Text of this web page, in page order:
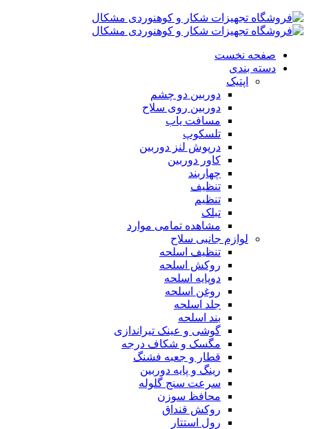
صفحه نخست
دسته بندی
اپتیک
دوربین دو چشم
دوربین روی سلاح
مسافت یاب
تلسکوپ
درپوش لنز دوربین
کاور دوربین
چهاربند
تنظیف
تنظیم
تبلک
مشاهده تمامی موارد
لوازم جانبی سلاح
تنظیف اسلحه
روکش اسلحه
دوپایه اسلحه
روغن اسلحه
جلد اسلحه
بند اسلحه
گوشی و عینک تیراندازی
مگسک و شکاف درجه
قطار و جعبه فشنگ
رینگ و پایه دوربین
سرعت سنج گلوله
محافظ سوزن
روکش قنداق
رول استتار